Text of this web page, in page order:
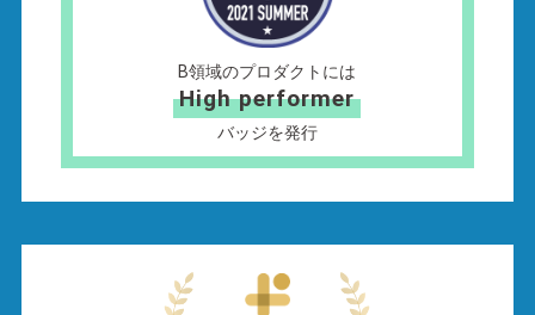
B領域のプロダクトには
High performer
バッジを発行